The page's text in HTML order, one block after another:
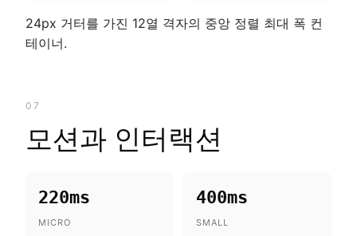
24px 거터를 가진 12열 격자의 중앙 정렬 최대 폭 컨
테이너.
07
모션과 인터랙션
220ms
MICRO
400ms
SMALL